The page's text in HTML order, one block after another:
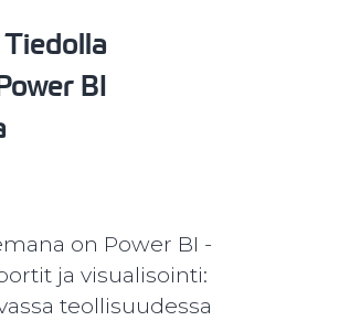
BI
on Power BI -
ja visualisointi:
teollisuudessa